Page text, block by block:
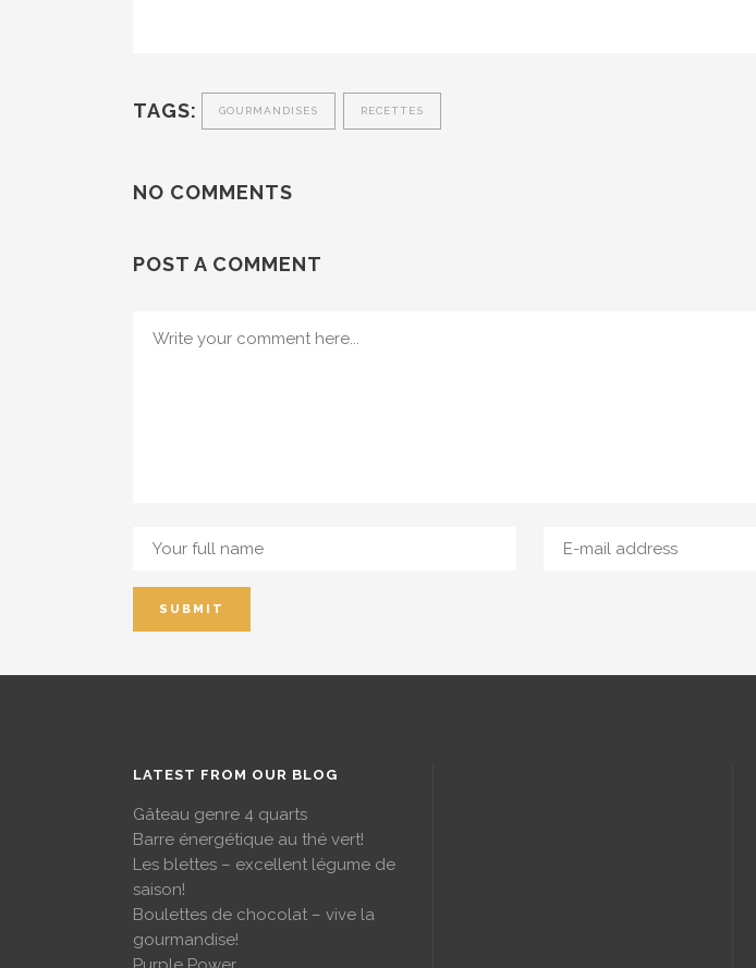
TAGS: GOURMANDISES RECETTES
NO COMMENTS
POST A COMMENT
LATEST FROM OUR BLOG
Gâteau genre 4 quarts
Barre énergétique au thé vert!
Les blettes – excellent légume de
saison!
Boulettes de chocolat – vive la
gourmandise!